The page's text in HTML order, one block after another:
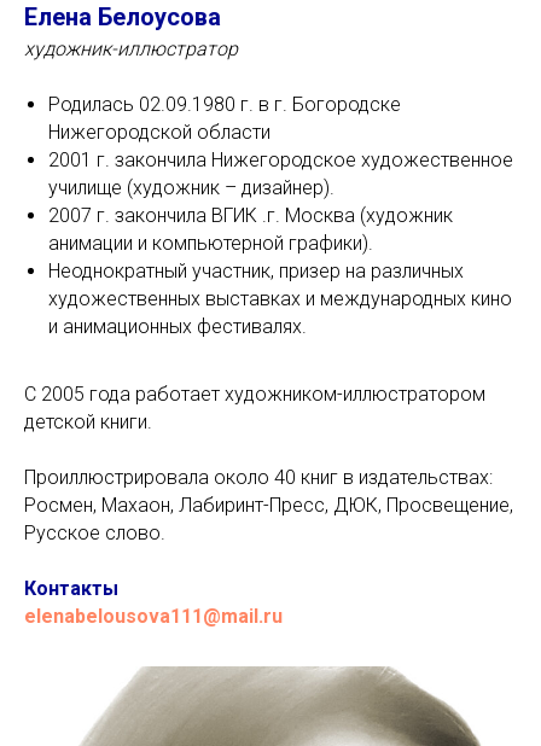
Елена Белоусова
художник-иллюстратор
Родилась 02.09.1980 г. в г. Богородске
Нижегородской области
2001 г. закончила Нижегородское художественное
училище (художник – дизайнер).
2007 г. закончила ВГИК .г. Москва (художник
анимации и компьютерной графики).
Неоднократный участник, призер на различных
художественных выставках и международных кино
и анимационных фестивалях.
С 2005 года работает художником-иллюстратором
детской книги.
Проиллюстрировала около 40 книг в издательствах:
Росмен, Махаон, Лабиринт-Пресс, ДЮК, Просвещение,
Русское слово.
Контакты
elenabelousova111@mail.ru